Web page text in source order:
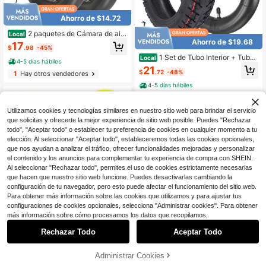
Ahorro de $14.72
Local 2 paquetes de Cámara de aire
para patinete eléctrico de 8.5x2 pul
gadas, de goma butílica talla grand
e gruesa de 2 mm, para Xiaomi M36
5 Pro2 Mi3 Gotrax GXL V2, neumáti
co de 50/75-6.1 pulgadas para pati
pocket bike, scooter de movilidad
$17.98 -45%
4-5 días hábiles
1Hay otros vendedores
Ahorro de $11.44
2 paquetes de 60/70-6.5 Tub
o interior de repuesto compatible co
eumáticos de 10 pulgadas, válvula r
Solo quedan 7
13
Ahorro de $19.68
Local 1 Set de Tubo Interior + Tubo
Exterior 60/70-6.5 Neumático sin C
ámara para Todo Terreno y Tubo Int
erior de Repuesto 10 X 2.5 con Válv
ula Recta para Ninebot Max G30/ G
30LP/G30P Scooter Eléctrico Acce
sorio de Reemplazo
$21 .72 -48%
4-5 días hábiles
Ruedas de poliuretano maciz
o Run-Flat, paquete de 2, 10", carga
dinámica de 180 o 400 lb, carga est
ática de 220 o 450 lb, llantas y rued
23
1
0
Utilizamos cookies y tecnologías similares en nuestro sitio web para brindar el servicio
que solicitas y ofrecerte la mejor experiencia de sitio web posible. Puedes "Rechazar
todo", "Aceptar todo" o establecer tu preferencia de cookies en cualquier momento a tu
elección. Al seleccionar "Aceptar todo", estableceremos todas las cookies opcionales,
que nos ayudan a analizar el tráfico, ofrecer funcionalidades mejoradas y personalizar
el contenido y los anuncios para complementar tu experiencia de compra con SHEIN.
Al seleccionar "Rechazar todo", permites el uso de cookies estrictamente necesarias
que hacen que nuestro sitio web funcione. Puedes desactivarlas cambiando la
configuración de tu navegador, pero esto puede afectar el funcionamiento del sitio web.
Para obtener más información sobre las cookies que utilizamos y para ajustar tus
configuraciones de cookies opcionales, selecciona "Administrar cookies". Para obtener
más información sobre cómo procesamos los datos que recopilamos,
Rechazar Todo Aceptar Todo
Administrar Cookies